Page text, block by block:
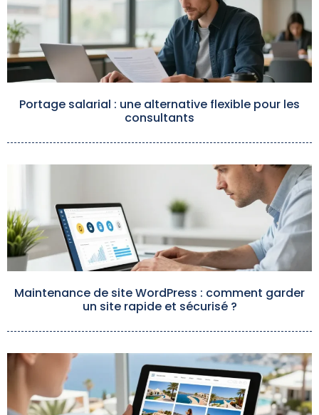
Portage salarial : une alternative flexible pour les
consultants
Maintenance de site WordPress : comment garder
un site rapide et sécurisé ?